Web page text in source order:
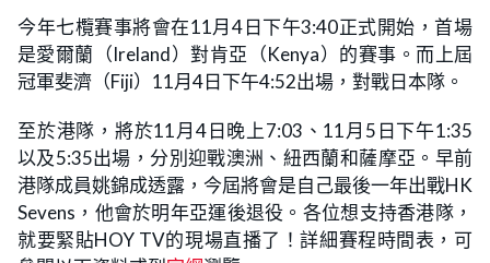
今年七欖賽事將會在11月4日下午3:40正式開始，首場
是愛爾蘭（Ireland）對肯亞（Kenya）的賽事。而上屆
冠軍斐濟（Fiji）11月4日下午4:52出場，對戰日本隊。
至於港隊，將於11月4日晚上7:03、11月5日下午1:35
以及5:35出場，分別迎戰澳洲、紐西蘭和薩摩亞。早前
港隊成員姚錦成透露，今屆將會是自己最後一年出戰HK
Sevens，他會於明年亞運後退役。各位想支持香港隊，
就要緊貼HOY TV的現場直播了！詳細賽程時間表，可